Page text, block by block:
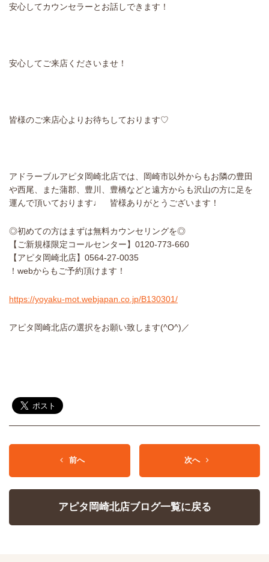
安心してカウンセラーとお話しできます！
安心してご来店くださいませ！
皆様のご来店心よりお待ちしております♡
アドラーブルアピタ岡崎北店では、岡崎市以外からもお隣の豊田
や西尾、また蒲郡、豊川、豊橋などと遠方からも沢山の方に足を
運んで頂いております♩ 皆様ありがとうございます！
◎初めての方はまずは無料カウンセリングを◎
【ご新規様限定コールセンター】0120-773-660
【アピタ岡崎北店】0564-27-0035
！webからもご予約頂けます！
https://yoyaku-mot.webjapan.co.jp/B130301/
アピタ岡崎北店の選択をお願い致します(^O^)／
前へ 次へ
アピタ岡崎北店ブログ一覧に戻る